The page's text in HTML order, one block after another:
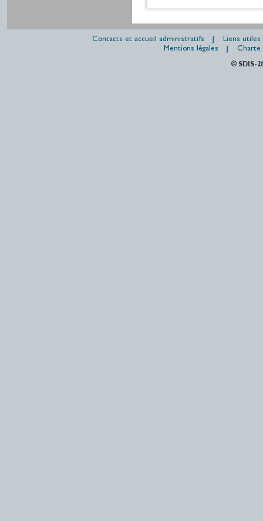
Contacts et accueil administratifs
Liens utiles
Mentions légales
Charte
© SDIS-